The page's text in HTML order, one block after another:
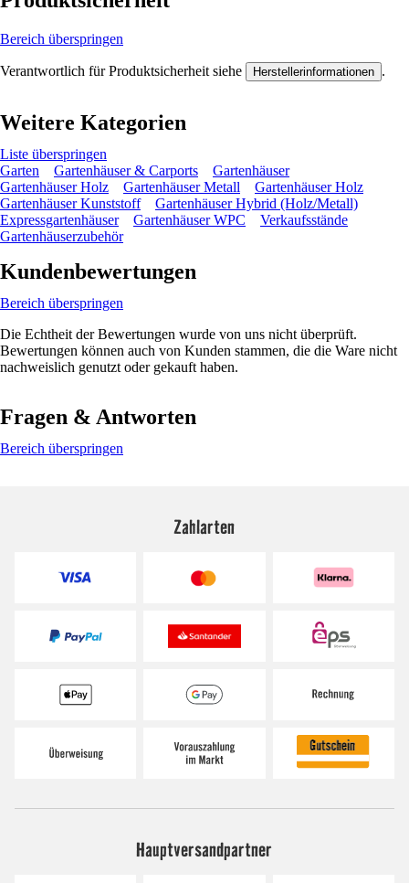
Bereich überspringen
Verantwortlich für Produktsicherheit siehe Herstellerinformationen .
Weitere Kategorien
Liste überspringen
Garten
Gartenhäuser & Carports
Gartenhäuser
Gartenhäuser Holz
Gartenhäuser Metall
Gartenhäuser Holz
Gartenhäuser Kunststoff
Gartenhäuser Hybrid (Holz/Metall)
Expressgartenhäuser
Gartenhäuser WPC
Verkaufsstände
Gartenhäuserzubehör
Kundenbewertungen
Bereich überspringen
Die Echtheit der Bewertungen wurde von uns nicht überprüft.
Bewertungen können auch von Kunden stammen, die die Ware nicht
nachweislich genutzt oder gekauft haben.
Fragen & Antworten
Bereich überspringen
Zahlarten
Hauptversandpartner